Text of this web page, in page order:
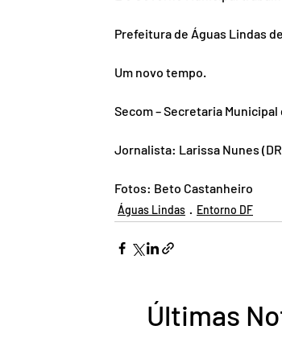
Prefeitura de Águas Lindas
Um novo tempo.
Secom – Secretaria
Jornalista: Larissa Nunes
Fotos: Beto Castanheiro
Águas Lindas Entorno DF
Últimas